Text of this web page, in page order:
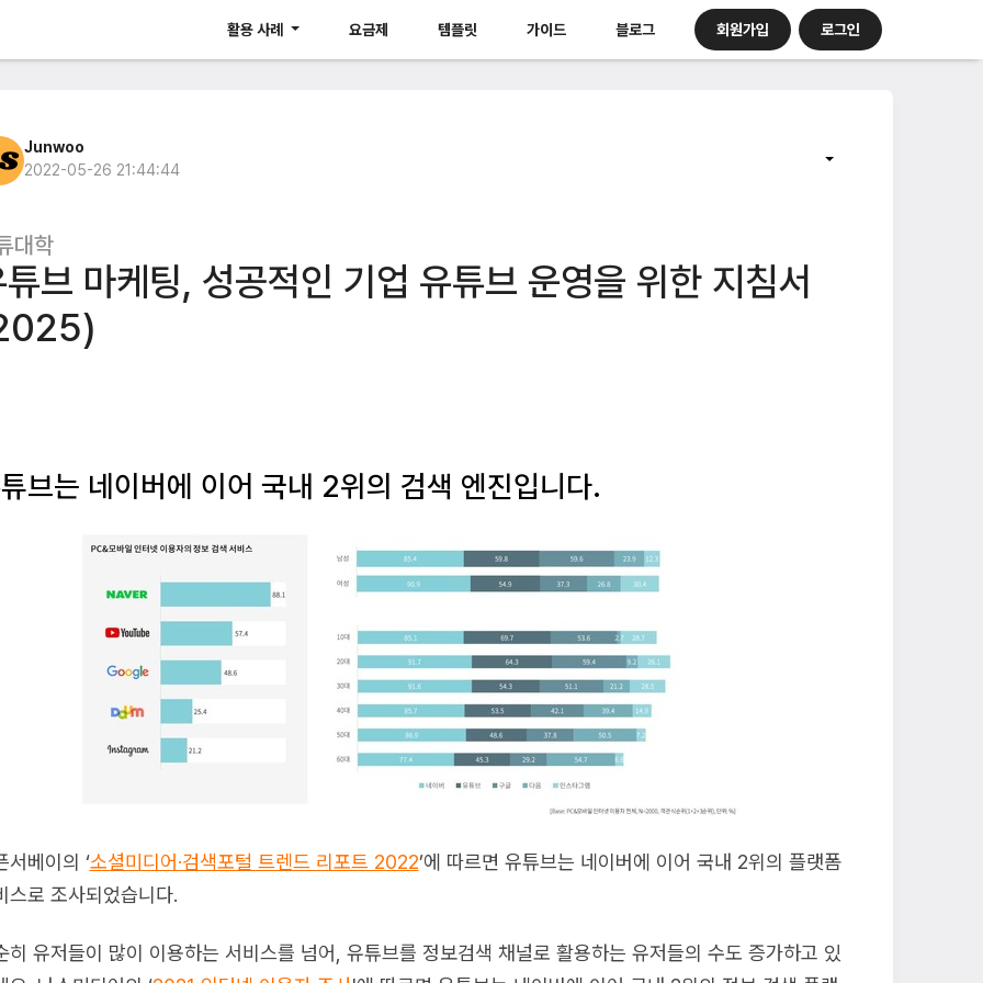
활용 사례 요금제 템플릿 가이드 블로그 회원가입 로그인
Junwoo
2022-05-26 21:44:44
대학
브 마케팅, 성공적인 기업 유튜브 운영을 위한 지침서
브는 네이버에 이어 국내 2위의 검색 엔진입니다.
서베이의 ‘소셜미디어·검색포털 트렌드 리포트 2022’에 따르면 유튜브는 네이버에 이어 국내 2위의 플랫폼
스로 조사되었습니다.
히 유저들이 많이 이용하는 서비스를 넘어, 유튜브를 정보검색 채널로 활용하는 유저들의 수도 증가하고 있